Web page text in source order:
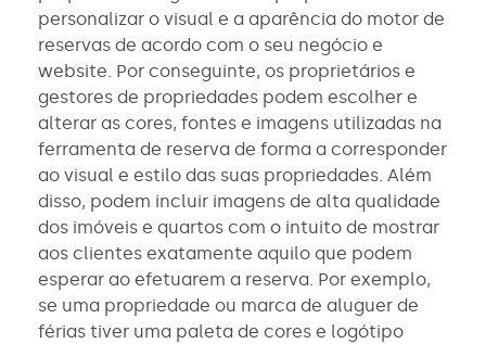
personalizar o visual e a aparência do motor de
reservas de acordo com o seu negócio e
website. Por conseguinte, os proprietários e
gestores de propriedades podem escolher e
alterar as cores, fontes e imagens utilizadas na
ferramenta de reserva de forma a corresponder
ao visual e estilo das suas propriedades. Além
disso, podem incluir imagens de alta qualidade
dos imóveis e quartos com o intuito de mostrar
aos clientes exatamente aquilo que podem
esperar ao efetuarem a reserva. Por exemplo,
se uma propriedade ou marca de aluguer de
férias tiver uma paleta de cores e logótipo